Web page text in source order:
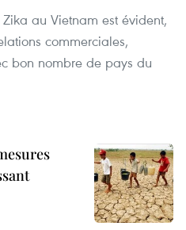
au Vietnam est évident,
commerciales,
bon nombre de pays du